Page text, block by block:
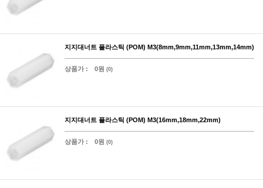
지지대너트 플라스틱 (POM) M3(8mm,9mm,11mm,13mm,14mm)
상품가 : 0원 (0)
지지대너트 플라스틱 (POM) M3(16mm,18mm,22mm)
상품가 : 0원 (0)